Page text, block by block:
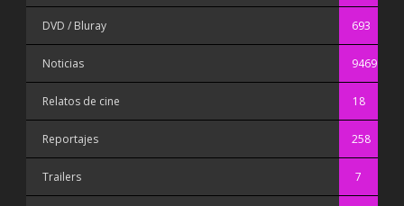
DVD / Bluray 693
Noticias 9469
Relatos de cine 18
Reportajes 258
Trailers 7